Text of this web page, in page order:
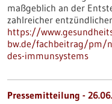
maßgeblich an der
zahlreicher
https://
bw.de/fachbeitrag/pm/
des-immunsystems
Pressemitteilung -